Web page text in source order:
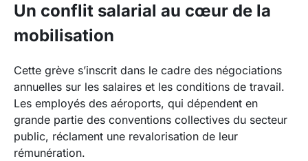
Un conflit salarial au cœur de la
mobilisation
Cette grève s’inscrit dans le cadre des négociations
annuelles sur les salaires et les conditions de travail.
Les employés des aéroports, qui dépendent en
grande partie des conventions collectives du secteur
public, réclament une revalorisation de leur
rémunération.